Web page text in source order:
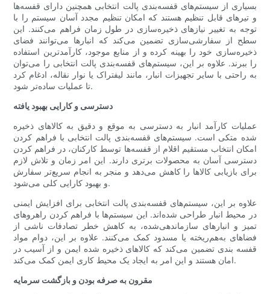
بسیاری از سیستم‌های قفسه‌بندی پالت انتخابی همچنین دارای قفسه‌ها
و تیرهای قابل تنظیم هستند که امکان تنظیم مجدد آسان سیستم را با
توجه به تغییر نیازهای ذخیره‌سازی در طول زمان فراهم می‌کنند. این
سطح از سفارشی‌سازی تضمین می‌کند که انبارها می‌توانند فضای
ذخیره‌سازی خود را بهینه کرده و از منابع موجود، کارآمدترین استفاده
را ببرند. علاوه بر این، سیستم‌های قفسه‌بندی پالت انتخابی را می‌توان
به راحتی با سایر تجهیزات انبار، مانند لیفتراک یا نوار نقاله، ادغام کرد
تا عملیات ساده‌تر شود.
دسترسی و کارایی بهبود یافته
عملیات کارآمد انبار به دسترسی به موقع و دقیق به کالاهای ذخیره
شده متکی است. سیستم‌های قفسه‌بندی پالت انتخابی با فراهم کردن
امکان انتخاب مستقیم اقلام از قفسه‌ها توسط کارکنان، در فراهم کردن
دسترسی آسان به محصولات برتری دارند. این امر زمان و تلاش لازم
برای بازیابی کالاها را کاهش می‌دهد و منجر به انجام سریع‌تر سفارش
و بهبود کارایی کلی می‌شود.
علاوه بر این، سیستم‌های قفسه‌بندی پالت انتخابی برای افزایش ایمنی
در محیط انبار طراحی شده‌اند. این سیستم‌ها با فراهم کردن راهروهای
تمیز و انبارهای سازماندهی‌شده، به کاهش خطر تصادفات ناشی از
فضاهای به‌هم‌ریخته یا مسدود کمک می‌کنند. علاوه بر این، دوام مواد
قفسه بندی تضمین می‌کند که کالاهای ذخیره شده ایمن و از آسیب در
امان هستند و این امر به ایجاد یک محیط کاری ایمن کمک می‌کند.
مقرون به صرفه بودن و بازگشت سرمایه